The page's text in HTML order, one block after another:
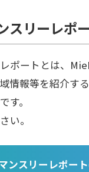
スリーレポ
ポートとは、
情報等を紹介す
す。
い。
ンスリーレポー